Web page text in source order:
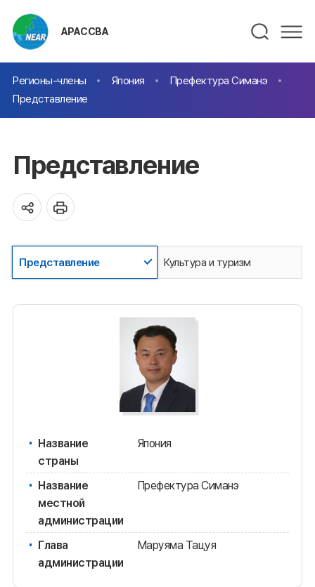
АРАССВА
Регионы-члены Япония
Префектура Симанэ
Представление
Представление
Представление Культура и туризм
Название
страны
Япония
Название
местной
администрации
Префектура Симанэ
Глава
администрации
Маруяма Тацуя